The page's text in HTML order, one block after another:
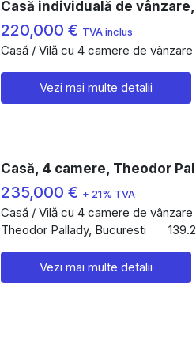
Casă individuală de
220,000 € TVA inclus
Casă / Vilă cu 4 camere de vânzare
Vezi mai multe detalii
Casă, 4 camere, Theodor
235,000 € + 21% TVA
Casă / Vilă cu 4 camere de vânzare
Theodor Pallady, Bucuresti
Vezi mai multe detalii